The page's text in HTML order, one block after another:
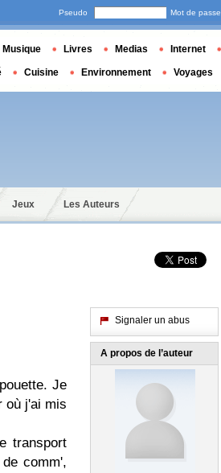
Jeux Les Auteurs
Je
où j'ai mis
transport
comm',
Signaler un abus
A propos de l’auteur
Pseudo Mot de passe
Musique Livres Medias Internet
Cuisine Environnement Voyages